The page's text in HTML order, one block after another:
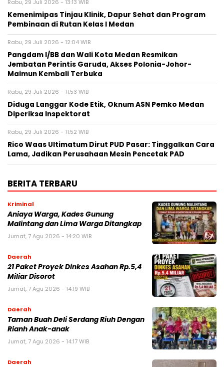
Rabu, 29 Juli 2026 - 13:13 WIB
Kemenimipas Tinjau Klinik, Dapur Sehat dan Program
Pembinaan di Rutan Kelas I Medan
Rabu, 29 Juli 2026 - 12:04 WIB
Pangdam I/BB dan Wali Kota Medan Resmikan
Jembatan Perintis Garuda, Akses Polonia-Johor-
Maimun Kembali Terbuka
Rabu, 29 Juli 2026 - 11:53 WIB
Diduga Langgar Kode Etik, Oknum ASN Pemko Medan
Diperiksa Inspektorat
Rabu, 29 Juli 2026 - 11:52 WIB
Rico Waas Ultimatum Dirut PUD Pasar: Tinggalkan Cara
Lama, Jadikan Perusahaan Mesin Pencetak PAD
BERITA TERBARU
Kriminal
Aniaya Warga, Kades Gunung
Malintang dan Lima Warga Ditangkap
Jumat, 7 Agu 2026 - 14:20 WIB
Daerah
21 Paket Proyek Dinkes Asahan Rp.5,4
Miliar Disorot
Jumat, 7 Agu 2026 - 14:19 WIB
Daerah
Taman Buah Deli Serdang Riuh Dengan
Rianh Anak-anak
Jumat, 7 Agu 2026 - 14:17 WIB
Daerah